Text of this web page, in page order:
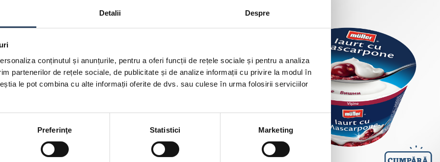
Detalii Despre
conținutul și anunțurile, pentru a oferi funcții de rețele sociale și pentru a analiza
partenerilor de rețele sociale, de publicitate și de analize informații cu privire la modul în
le pot combina cu alte informații oferite de dvs. sau culese în urma folosirii serviciilor
Preferinţe Statistici Marketing
Cumpără produsul din urmatoarele
magazine